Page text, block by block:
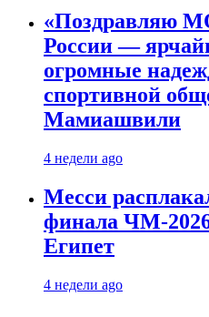
«Поздравляю
России —
огромные
спортивной
Мамиашвили
4 недели ago
Месси
финала ЧМ-
Египет
4 недели ago